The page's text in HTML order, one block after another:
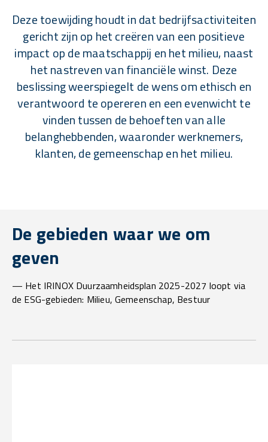
Deze toewijding houdt in dat bedrijfsactiviteiten
gericht zijn op het creëren van een positieve
impact op de maatschappij en het milieu, naast
het nastreven van financiële winst. Deze
beslissing weerspiegelt de wens om ethisch en
verantwoord te opereren en een evenwicht te
vinden tussen de behoeften van alle
belanghebbenden, waaronder werknemers,
klanten, de gemeenschap en het milieu.
De gebieden waar we om
geven
— Het IRINOX Duurzaamheidsplan 2025-2027 loopt via
de ESG-gebieden: Milieu, Gemeenschap, Bestuur